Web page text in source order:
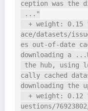
ception was the
..."
+ weight: 0.15
ace/datasets/
es out-of-date
downloading a
the hub, using
cally cached
downloading the
+ weight: 0.12
uestions/